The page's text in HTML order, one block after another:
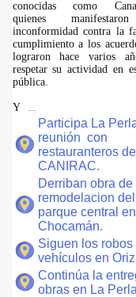
conocidas como
quienes
inconformidad contra la
cumplimiento a los
lograron hace varios
respetar su actividad en
pública.
Y
Participa La
reunión con
restauranteros de
CANIRAC.
Derriban obra de
remodelacion del
parque central en
Chocamán.
Siguen los robos
vehículos en
Continúa la
obras en La